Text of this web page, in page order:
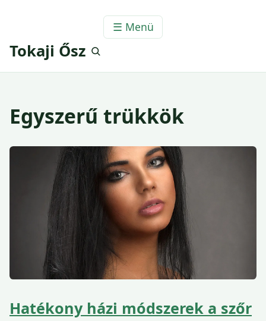
☰ Menü
Tokaji Ősz
Egyszerű trükkök
Hatékony házi módszerek a szőr